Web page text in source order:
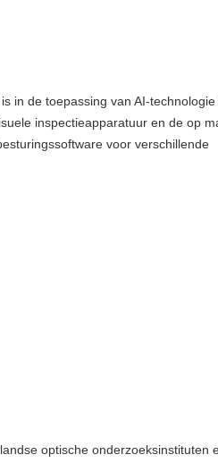
in de toepassing van AI-technologie
inspectieapparatuur en de op
voor verschillende
optische onderzoeksinstituten